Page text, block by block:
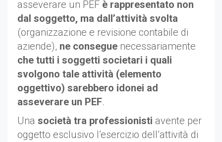
asseverare un PEF è rappresentato non
dal soggetto, ma dall’attività svolta
(organizzazione e revisione contabile di
aziende), ne consegue necessariamente
che tutti i soggetti societari i quali
svolgono tale attività (elemento
oggettivo) sarebbero idonei ad
asseverare un PEF.
Una società tra professionisti avente per
oggetto esclusivo l’esercizio dell’attività di